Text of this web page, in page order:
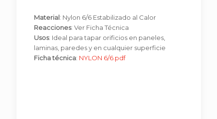
Material: Nylon 6/6 Estabilizado al Calor
Reacciones: Ver Ficha Técnica
Usos: Ideal para tapar orificios en paneles,
laminas, paredes y en cualquier superficie
Ficha técnica: NYLON 6/6.pdf